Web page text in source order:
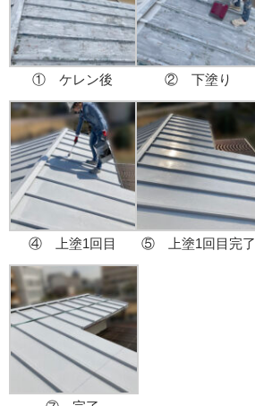
① ケレン後 ② 下塗り
④ 上塗1回目 ⑤ 上塗1回目完了